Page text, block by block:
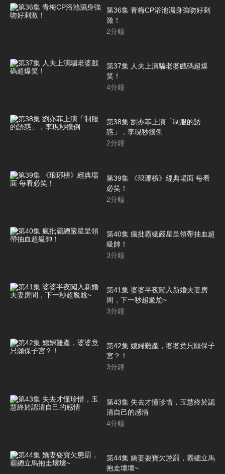
第36集 青梅CP浴池濕身強吻好刺
激！
2分鐘
第37集 人夫上演騙老婆戲碼超爆
笑！
4分鐘
第38集 劉亦菲上演「制服的誘
惑」，李現秒撲倒
2分鐘
第39集 《琅琊榜》經典場面 每看
必笑！
2分鐘
第40集 瘋批霸總嚴星呈領帶抽血超
級帥！
3分鐘
第41集 婆婆半夜闖入新婚夫妻房
間，下一秒超尷尬~
3分鐘
第42集 媳婦難產，婆婆竟只願保子
宮？！
3分鐘
第43集 失去才懂珍惜，玉慧終於認
清自己的感情
4分鐘
第44集 嬌妻耍寶欠懲罰，霸總立馬
抱走壞壞~